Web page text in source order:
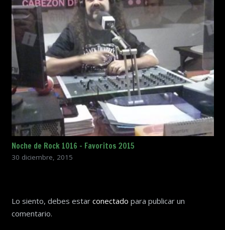
Noche de Rock 1016 – Favoritos 2015
30 diciembre, 2015
Lo siento, debes estar conectado para publicar un
comentario.